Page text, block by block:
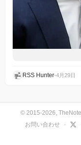
RSS Hunter•4月29日
© 2015-2026,
お問い合わせ
·